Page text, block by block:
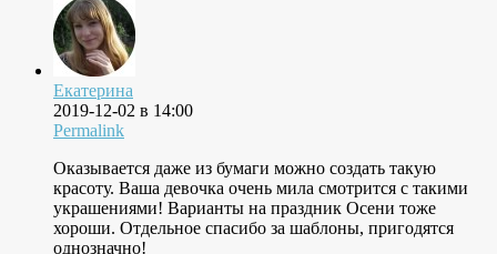
Екатерина
2019-12-02 в 14:00
Permalink
Оказывается даже из бумаги можно создать такую
красоту. Ваша девочка очень мила смотрится с такими
украшениями! Варианты на праздник Осени тоже
хороши. Отдельное спасибо за шаблоны, пригодятся
однозначно!